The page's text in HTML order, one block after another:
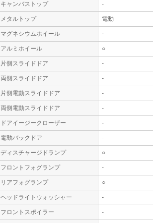
キャンバストップ -
メタルトップ 電動
マグネシウムホイール -
アルミホイール ○
片側スライドドア -
両側スライドドア -
片側電動スライドドア -
両側電動スライドドア -
ドアイージークローザー -
電動バックドア -
ディスチャージドランプ ○
フロントフォグランプ -
リアフォグランプ ○
ヘッドライトウォッシャー -
フロントスポイラー -